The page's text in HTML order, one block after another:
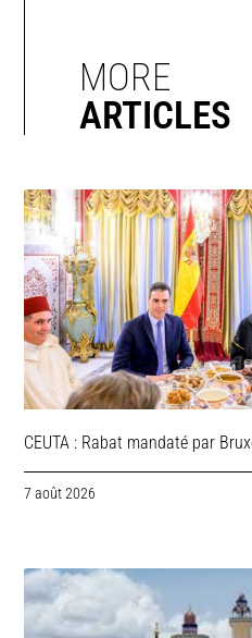
MORE
ARTICLES
CEUTA : Rabat mandaté par
7 août 2026